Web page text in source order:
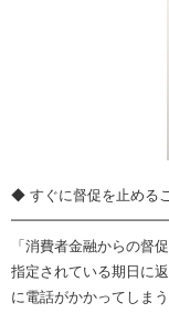
◆ すぐに督促を止める
「消費者金融からの督
指定されている期日に
に電話がかかってしま